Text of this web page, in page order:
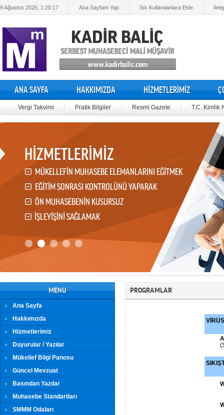
9 Ağustos 2026, 1:20:18 Ana Sayfam Yap Sık Kullanılanlara Ekle
ANA SAYFA HAKKIMIZDA HİZMETLERİMİZ
Vergi Takvimi Pratik Bilgiler Resmi Gazete T.C. Kimlik
MENU
Ana Sayfa
Hakkımızda
Hizmetlerimiz
Duyurular / Yazılar
Mükellef Bilgi Panosu
Güncel Mevzuat
Basından Yazılar
Muhasebe Standartları
SMMM Odaları
PROGRAMLAR